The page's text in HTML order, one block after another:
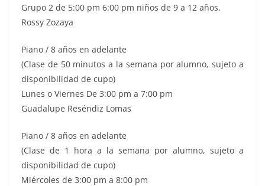
Grupo 2 de 5:00 pm 6:00 pm niños de 9 a 12 años.
Rossy Zozaya
Piano / 8 años en adelante
(Clase de 50 minutos a la semana por alumno, sujeto a
disponibilidad de cupo)
Lunes o Viernes De 3:00 pm a 7:00 pm
Guadalupe Reséndiz Lomas
Piano / 8 años en adelante
(Clase de 1 hora a la semana por alumno, sujeto a
disponibilidad de cupo)
Miércoles de 3:00 pm a 8:00 pm